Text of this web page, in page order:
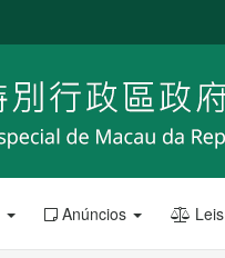
Anúncios Leis